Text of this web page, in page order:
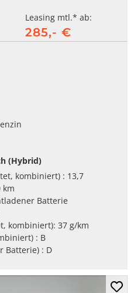
Leasing mtl.* ab:
285,- €
(Hybrid)
Energieverbrauch (gewichtet, kombiniert) : 13,7
km
Batterie
kombiniert): 37 g/km
-Klasse (gewichtet, kombiniert) : B
-Klasse (bei entladener Batterie) : D